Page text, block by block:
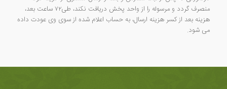
منصرف گردد و مرسوله را از واحد پخش دریافت نکند، طی۷۲ ساعت بعد،
هزینه بعد از کسر هزینه ارسال، به حساب اعلام شده از سوی وی عودت داده
می شود.